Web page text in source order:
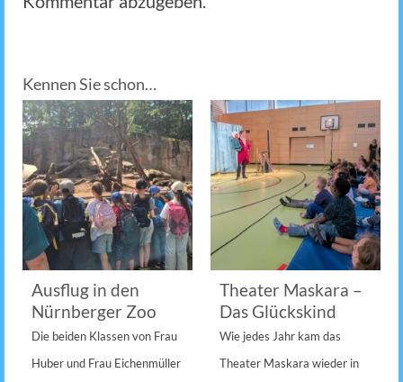
Kennen Sie schon…
Ausflug in den
Nürnberger Zoo
Die beiden Klassen von Frau
Huber und Frau Eichenmüller
Theater Maskara –
Das Glückskind
Wie jedes Jahr kam das
Theater Maskara wieder in